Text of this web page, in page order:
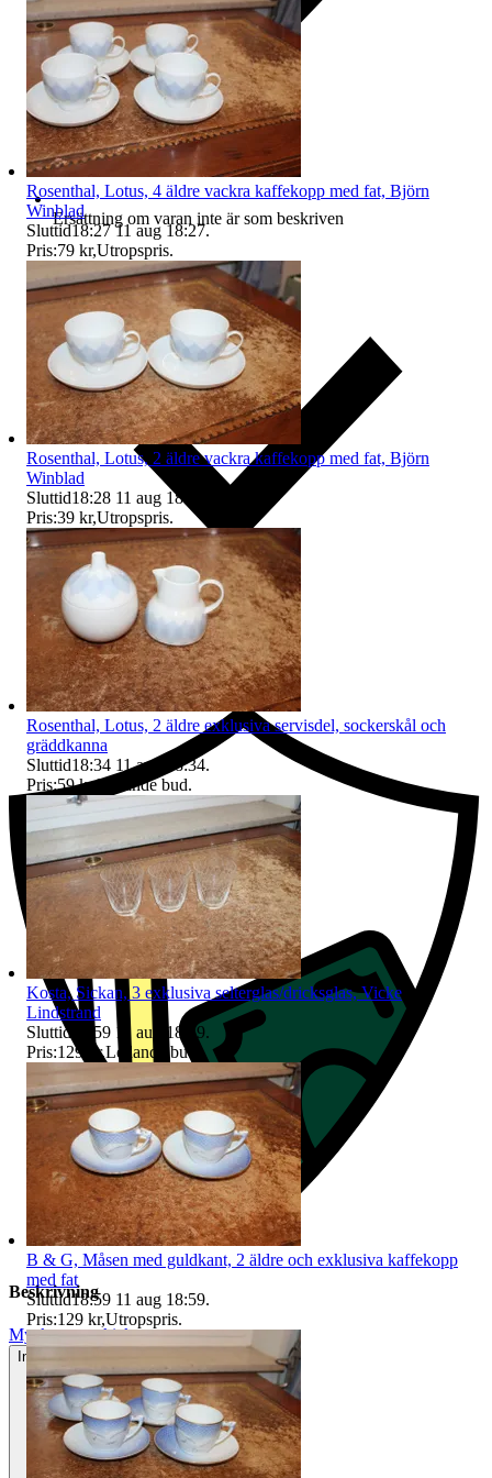
Ersättning om varan inte är som beskriven
Ersättning om du inte får din vara
Beskrivning
Mycket gott skick
Inga eller minimala tecken på användning
Rosenthal, Lotus, 4 äldre vackra kaffekopp med fat, Björn
Winblad
Sluttid18:27 11 aug 18:27.
Pris:79 kr,Utropspris.
Rosenthal, Lotus, 2 äldre vackra kaffekopp med fat, Björn
Winblad
Sluttid18:28 11 aug 18:28
Pris:39 kr,Utropspris.
Rosenthal, Lotus, 2 äldre exklusiva servisdel, sockerskål och
gräddkanna
Sluttid18:34 11 aug 18:34.
Pris:59 kr,Ledande bud.
Kosta, Sickan, 3 exklusiva selterglas/dricksglas, Vicke
Lindstrand
Sluttid
18:59 11 aug 18:59.
Pris:129 kr,Ledande bud
B & G, Måsen med guldkant, 2 äldre och exklusiva kaffekopp
med fat
Sluttid18:59 11 aug 18:59.
Pris:129 kr,Utropspris.